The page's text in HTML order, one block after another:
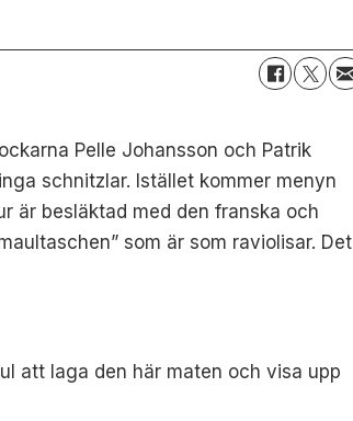
Pelle Johansson och Patrik
schnitzlar. Istället kommer menyn
är besläktad med den franska och
som är som raviolisar. Det
att laga den här maten och visa upp